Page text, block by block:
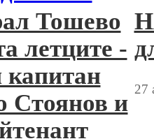
Тошево
летците -
капитан
Стоянов и
27